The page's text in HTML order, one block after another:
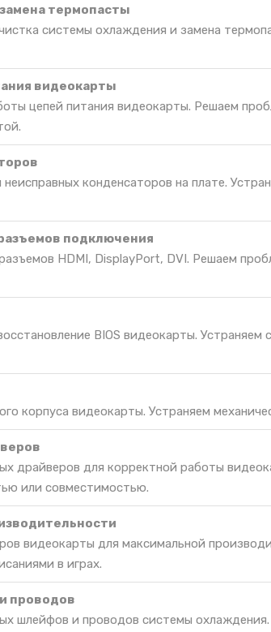
термопасты
системы охлаждения и замена
видеокарты
цепей питания видеокарты. Решаем
конденсаторов на плате.
подключения
HDMI, DisplayPort, DVI. Решаем
BIOS видеокарты. Устраняем
корпуса видеокарты. Устраняем
драйверов для корректной работы
или совместимостью.
видеокарты для максимальной
в играх.
проводов
шлейфов и проводов системы